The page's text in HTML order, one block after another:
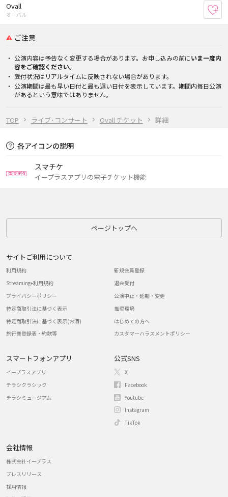
TOP ライブ･コンサート Ovall チケット 詳細
Ovall
オーバル
ご注意
公演内容は予告なく変更する場合があります。お申し込みの前にいま一度内
容をご確認ください。
受付状況はリアルタイムに反映されない場合があります。
公演期間は最も早い日付と最も遅い日付を表示しています。期間内毎日公演
があるという意味ではありません。
各アイコンの説明
スマチケ
イープラスアプリの電子チケット機能
ページトップへ
サイトご利用について
利用規約
Streaming+利用規約
プライバシーポリシー
特定商取引法に基づく表示
特定商取引法に基づく表示(お酒)
旅行業登録表・約款等
新規会員登録
退会受付
公演中止・延期・変更
推奨環境
はじめての方へ
カスタマーハラスメントポリシー
スマートフォンアプリ
イープラスアプリ
チラシクラシック
チラシミュージアム
公式SNS
X
Facebook
Youtube
Instagram
TikTok
会社情報
株式会社イープラス
プレスリリース
採用情報